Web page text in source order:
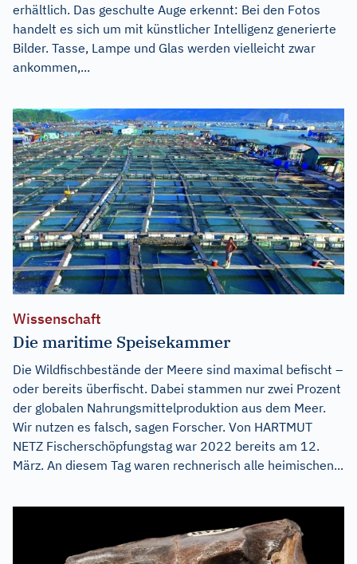
erhältlich. Das geschulte Auge erkennt: Bei den Fotos
handelt es sich um mit künstlicher Intelligenz generierte
Bilder. Tasse, Lampe und Glas werden vielleicht zwar
ankommen,...
Wissenschaft
Die maritime Speisekammer
Die Wildfischbestände der Meere sind maximal befischt –
oder bereits überfischt. Dabei stammen nur zwei Prozent
der globalen Nahrungsmittelproduktion aus dem Meer.
Wir nutzen es falsch, sagen Forscher. Von HARTMUT
NETZ Fischerschöpfungstag war 2022 bereits am 12.
März. An diesem Tag waren rechnerisch alle heimischen...